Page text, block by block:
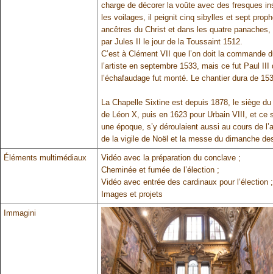
charge de décorer la voûte avec des fresques
les voilages, il peignit cinq sibylles et sept
ancêtres du Christ et dans les quatre
par Jules II le jour de la Toussaint 1512.
C’est à Clément VII que l’on doit la
l’artiste en septembre 1533, mais ce fut Paul
l’échafaudage fut monté. Le chantier dura de
La Chapelle Sixtine est depuis 1878, le siège
de Léon X, puis en 1623 pour Urbain VIII, et ce
une époque, s’y déroulaient aussi au cours de
de la vigile de Noël et la messe du dimanche
Éléments multimédiaux
Vidéo avec la préparation du conclave ;
Cheminée et fumée de l’élection ;
Vidéo avec entrée des cardinaux pour l’élection ;
Images et projets
Immagini